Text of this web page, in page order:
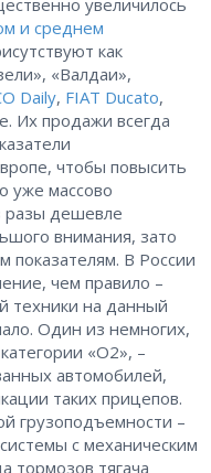
увеличилось
и среднем
как
«Валдаи»,
Daily, FIAT Ducato,
Их продажи всегда
чтобы повысить
уже массово
разы дешевле
внимания, зато
показателям. В России
чем правило –
техники на данный
Один из немногих,
«О2», –
автомобилей,
таких прицепов.
грузоподъемности –
с механическим
тормозов тягача